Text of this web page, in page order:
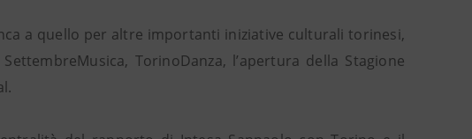
a quello per altre importanti iniziative culturali torinesi,
TorinoDanza, l’apertura della Stagione